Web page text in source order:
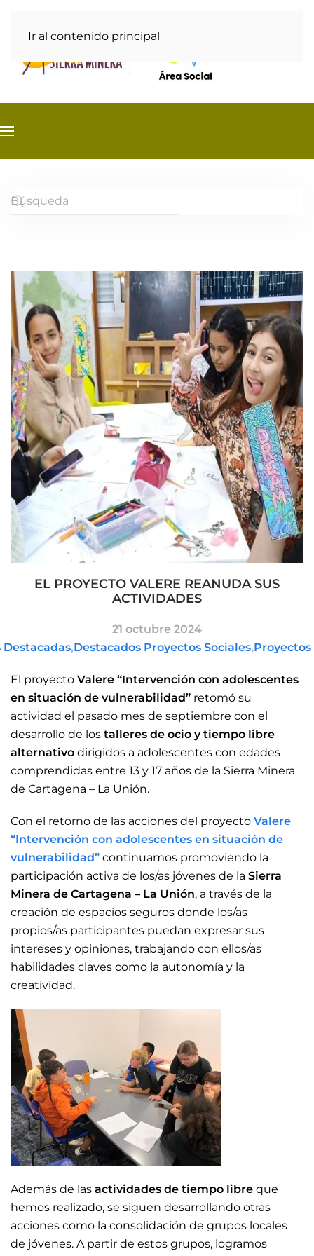
Ir al contenido principal
EL PROYECTO VALERE REANUDA SUS
ACTIVIDADES
21 octubre 2024
,Destacados Proyectos Sociales,Proyectos
El proyecto Valere “Intervención con adolescentes
en situación de vulnerabilidad” retomó su
actividad el pasado mes de septiembre con el
desarrollo de los talleres de ocio y tiempo libre
alternativo dirigidos a adolescentes con edades
comprendidas entre 13 y 17 años de la Sierra Minera
de Cartagena – La Unión.
Con el retorno de las acciones del proyecto Valere
“Intervención con adolescentes en situación de
vulnerabilidad” continuamos promoviendo la
participación activa de los/as jóvenes de la Sierra
Minera de Cartagena – La Unión, a través de la
creación de espacios seguros donde los/as
propios/as participantes puedan expresar sus
intereses y opiniones, trabajando con ellos/as
habilidades claves como la autonomía y la
creatividad.
Además de las actividades de tiempo libre que
hemos realizado, se siguen desarrollando otras
acciones como la consolidación de grupos locales
de jóvenes. A partir de estos grupos, logramos